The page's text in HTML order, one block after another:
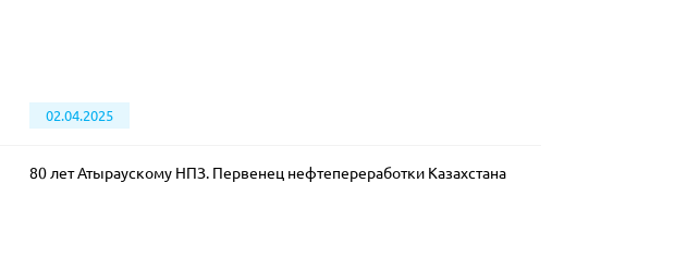
02.04.2025
80 лет Атыраускому НПЗ. Первенец нефтепереработки Казахстана